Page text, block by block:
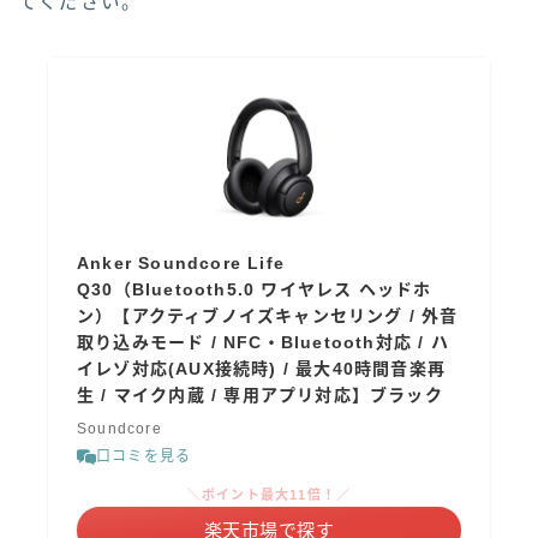
Anker Soundcore Life
Q30（Bluetooth5.0 ワイヤレス ヘッドホ
ン）【アクティブノイズキャンセリング / 外音
取り込みモード / NFC・Bluetooth対応 / ハ
イレゾ対応(AUX接続時) / 最大40時間音楽再
生 / マイク内蔵 / 専用アプリ対応】ブラック
Soundcore
口コミを見る
＼ポイント最大11倍！／
楽天市場で探す